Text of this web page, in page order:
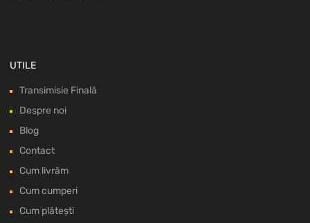
UTILE
Transimisie Finală
Despre noi
Blog
Contact
Cum livrăm
Cum cumperi
Cum plătești